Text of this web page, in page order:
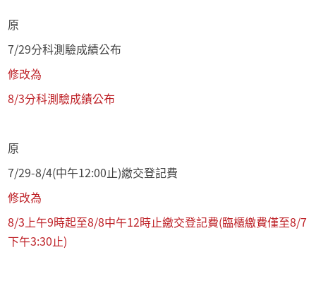
原
7/29分科測驗成績公布
修改為
8/3分科測驗成績公布
原
7/29-8/4(中午12:00止)繳交登記費
修改為
8/3上午9時起至8/8中午12時止繳交登記費(臨櫃繳費僅至8/7
下午3:30止)